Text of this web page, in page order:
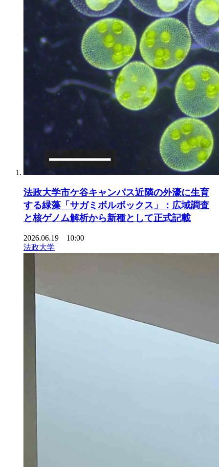
法政大学市ケ谷キャンパス近隣の外濠に生育
する緑藻「サガミボルボックス」：広域調査
と核ゲノム解析から新種として正式記載
2026.06.19 10:00
法政大学